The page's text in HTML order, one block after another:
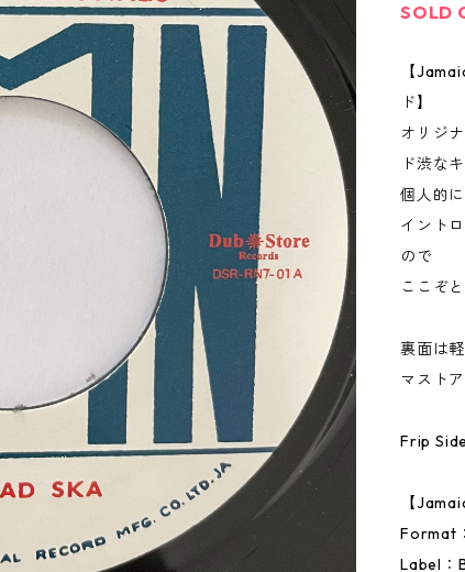
SOLD
【
ド】
オリジ
ド渋な
個人的
イント
ので
ここぞ
裏面は
マスト
Frip
【
Format
Label：